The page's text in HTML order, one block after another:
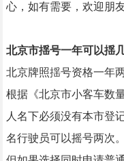
心，如有需要，欢迎朋
北京市揺号一年可以揺
北京牌照揺号资格一年两
根据《北京市小客车数
人名下必须没有本市登
名行驶员可以摇号两次。